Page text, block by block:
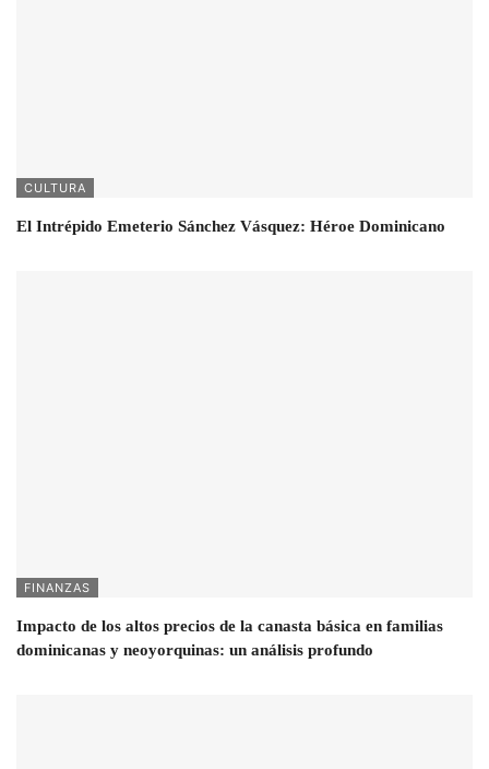
CULTURA
El Intrépido Emeterio Sánchez Vásquez: Héroe Dominicano
FINANZAS
Impacto de los altos precios de la canasta básica en familias
dominicanas y neoyorquinas: un análisis profundo